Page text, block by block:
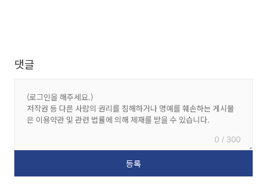
댓글
0 / 300